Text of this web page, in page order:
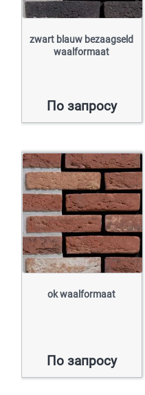
zwart blauw bezaagseld
waalformaat
По запросу
ok waalformaat
По запросу